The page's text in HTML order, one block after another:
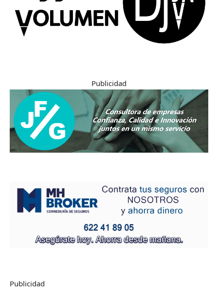
Publicidad
Publicidad